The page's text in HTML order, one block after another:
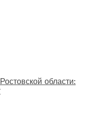
области: